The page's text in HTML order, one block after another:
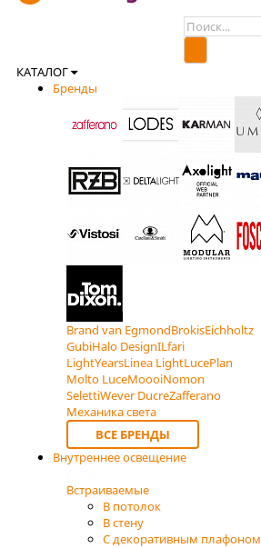
КАТАЛОГ
Бренды
Brand van EgmondBrokisEichholtz
GubiHalo DesignILfari
LightYearsLinea LightLucePlan
Molto LuceMoooiNomon
SelettiWever DucreZafferano
Механика света
ВСЕ БРЕНДЫ
Внутреннее освещение
Встраиваемые
В потолок
В стену
С декоративным плафоном